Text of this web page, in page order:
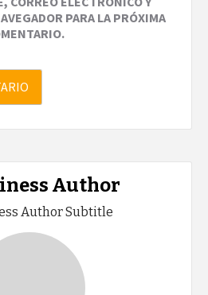
PARA LA PRÓXIMA
Author
Author Subtitle